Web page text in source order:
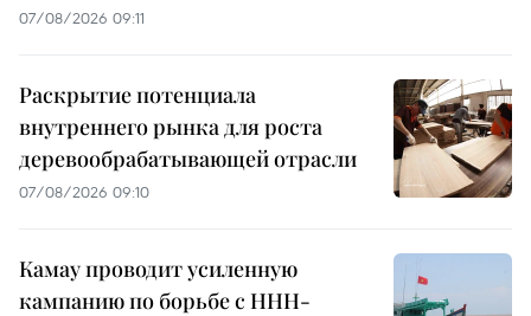
07/08/2026 09:11
Раскрытие потенциала
внутреннего рынка для роста
деревообрабатывающей отрасли
07/08/2026 09:10
Камау проводит усиленную
кампанию по борьбе с ННН-